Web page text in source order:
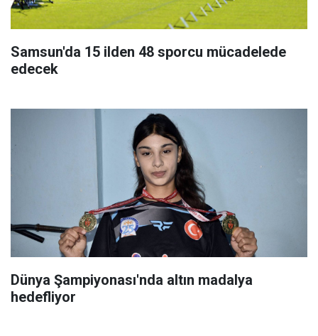
Samsun'da 15 ilden 48 sporcu mücadelede
edecek
Dünya Şampiyonası'nda altın madalya
hedefliyor